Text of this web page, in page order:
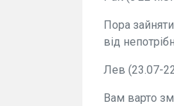
Пора
від
Лев (23.07-
Вам варто